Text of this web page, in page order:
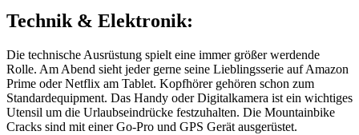
Technik & Elektronik:
Die technische Ausrüstung spielt eine immer größer werdende
Rolle. Am Abend sieht jeder gerne seine Lieblingsserie auf Amazon
Prime oder Netflix am Tablet. Kopfhörer gehören schon zum
Standardequipment. Das Handy oder Digitalkamera ist ein wichtiges
Utensil um die Urlaubseindrücke festzuhalten. Die Mountainbike
Cracks sind mit einer Go-Pro und GPS Gerät ausgerüstet.